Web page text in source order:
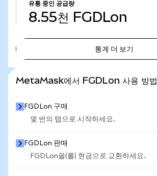
유통 중인 공급량
8.55천 FGDLon
통계 더 보기
MetaMask에서 FGDLon 사용 방법
FGDLon 구매
몇 번의 탭으로 시작하세요.
FGDLon 판매
FGDLon을(를) 현금으로 교환하세요.